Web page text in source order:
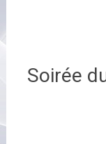
Soirée